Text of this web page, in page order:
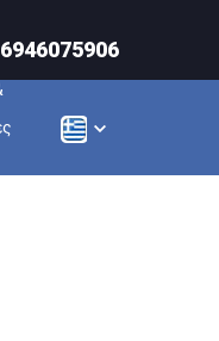
6946075906